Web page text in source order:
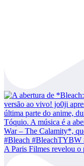
A Paris Filmes revelou